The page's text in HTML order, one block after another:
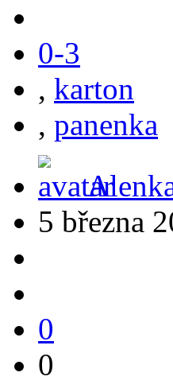
0-3
, karton
, panenka
5 března
0
0